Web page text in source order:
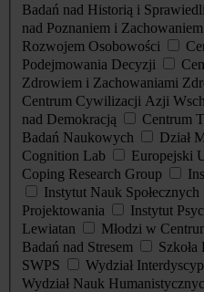
Badań nad Historią i
nad Poznaniem i Zachowaniem
Rozwojem Osobowości
Podejmowania Decyzji
Zdrowiem i Zachowaniami
Centrum Cywilizacji Azji
nad Demokracją
Centrum
Badań Naukowych
Dział
Cognition Lab
Europejski
Coping Research Group
Instytut Nauk Społecznych
Projektowania
Instytut
Lewiatan
Młodzi w
Badań nad Stresem
SWPS
Wydział
Wydział Nauk